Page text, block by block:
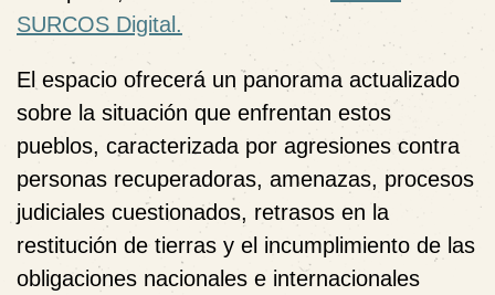
SURCOS Digital.
El espacio ofrecerá un panorama actualizado
sobre la situación que enfrentan estos
pueblos, caracterizada por agresiones contra
personas recuperadoras, amenazas, procesos
judiciales cuestionados, retrasos en la
restitución de tierras y el incumplimiento de las
obligaciones nacionales e internacionales